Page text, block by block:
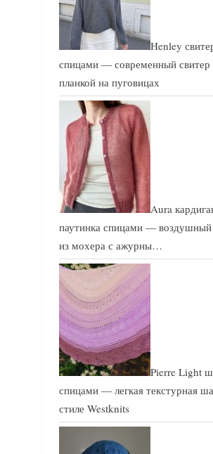
Henley
спицами — современный свитер
планкой на пуговицах
Aura
паутинка спицами — воздушный
из мохера с ажурны…
Pierre Light
спицами — легкая текстурная
стиле Westknits